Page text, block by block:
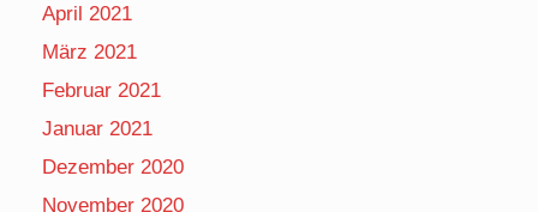
April 2021
März 2021
Februar 2021
Januar 2021
Dezember 2020
November 2020